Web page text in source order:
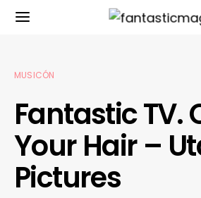
MUSICÓN
Fantastic TV.
Your Hair –
Pictures